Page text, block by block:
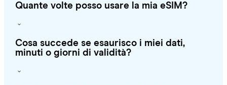
Quante volte posso usare la mia eSIM?
Cosa succede se esaurisco i miei dati,
minuti o giorni di validità?